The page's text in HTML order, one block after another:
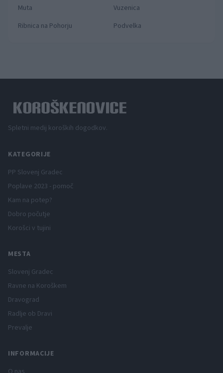
Muta
Vuzenica
Ribnica na Pohorju
Podvelka
Spletni medij koroških dogodkov.
KATEGORIJE
PP Slovenj Gradec
Poplave 2023 - pomoč
Kam na potep?
Dobro počutje
Korošci v tujini
MESTA
Slovenj Gradec
Ravne na Koroškem
Dravograd
Radlje ob Dravi
Prevalje
INFORMACIJE